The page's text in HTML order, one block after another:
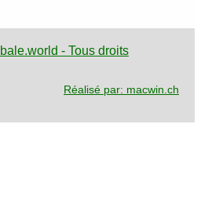
- Tous droits
Réalisé par: macwin.ch